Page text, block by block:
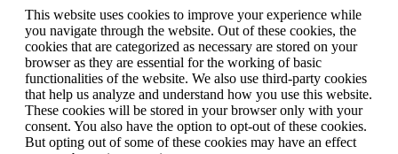
This website uses cookies to improve your experience while
you navigate through the website. Out of these cookies, the
cookies that are categorized as necessary are stored on your
browser as they are essential for the working of basic
functionalities of the website. We also use third-party cookies
that help us analyze and understand how you use this website.
These cookies will be stored in your browser only with your
consent. You also have the option to opt-out of these cookies.
But opting out of some of these cookies may have an effect